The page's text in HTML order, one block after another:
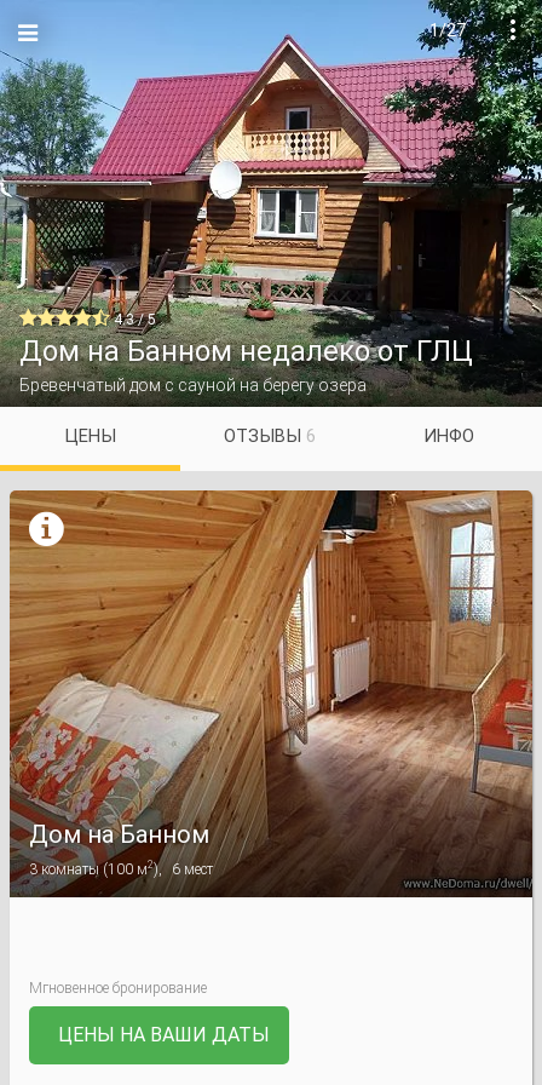

1/27
 4.3 / 5
Дом на Банном недалеко от ГЛЦ
Бревенчатый дом с сауной на берегу озера
ЦЕНЫ ОТЗЫВЫ 6 ИНФО

Дом на Банном
3 комнаты(100 м2), 6 мест
Мгновенное бронирование
ЦЕНЫ НА ВАШИ ДАТЫ